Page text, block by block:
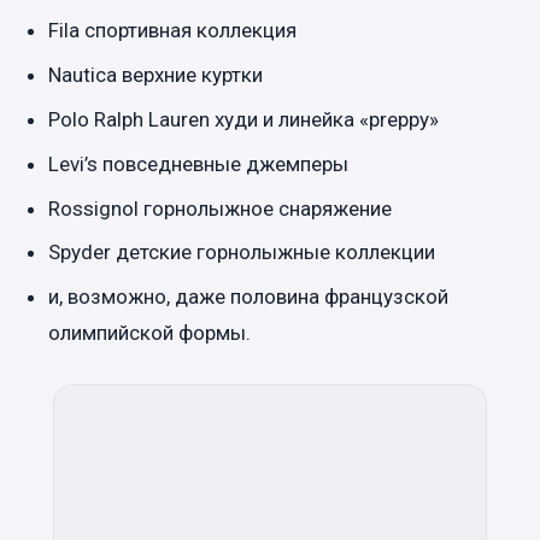
Fila спортивная коллекция
Nautica верхние куртки
Polo Ralph Lauren худи и линейка «preppy»
Levi’s повседневные джемперы
Rossignol горнолыжное снаряжение
Spyder детские горнолыжные коллекции
и, возможно, даже половина французской
олимпийской формы.